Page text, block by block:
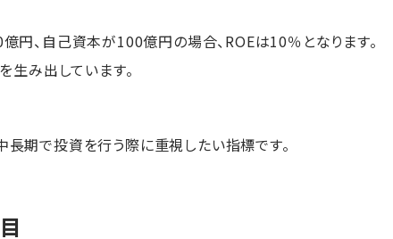
、自己資本が100億円の場合、ROEは10％となります。
み出しています。
長期で投資を行う際に重視したい指標です。